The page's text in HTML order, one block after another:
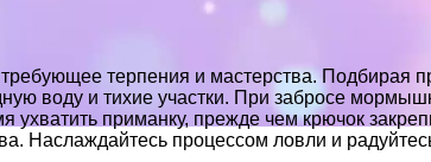
терпения и мастерства. Подбирая
воду и тихие участки. При забросе
приманку, прежде чем крючок
Наслаждайтесь процессом ловли и